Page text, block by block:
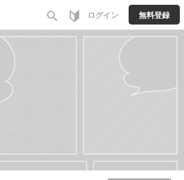
search ログイン 無料登録